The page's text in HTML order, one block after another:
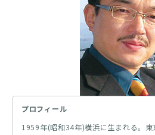
プロフィール
1959年(昭和34年)横浜に生まれる。東